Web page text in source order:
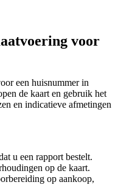
voor
een huisnummer in
de kaart en gebruik het
en indicatieve afmetingen
u een rapport bestelt.
op de kaart.
op aankoop,